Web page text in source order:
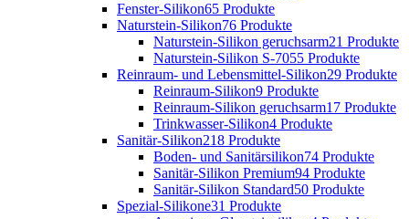
Fenster-Silikon65 Produkte
Naturstein-Silikon76 Produkte
Naturstein-Silikon geruchsarm21 Produkte
Naturstein-Silikon S-7055 Produkte
Reinraum- und Lebensmittel-Silikon29 Produkte
Reinraum-Silikon9 Produkte
Reinraum-Silikon geruchsarm17 Produkte
Trinkwasser-Silikon4 Produkte
Sanitär-Silikon218 Produkte
Boden- und Sanitärsilikon74 Produkte
Sanitär-Silikon Premium94 Produkte
Sanitär-Silikon Standard50 Produkte
Spezial-Silikone31 Produkte